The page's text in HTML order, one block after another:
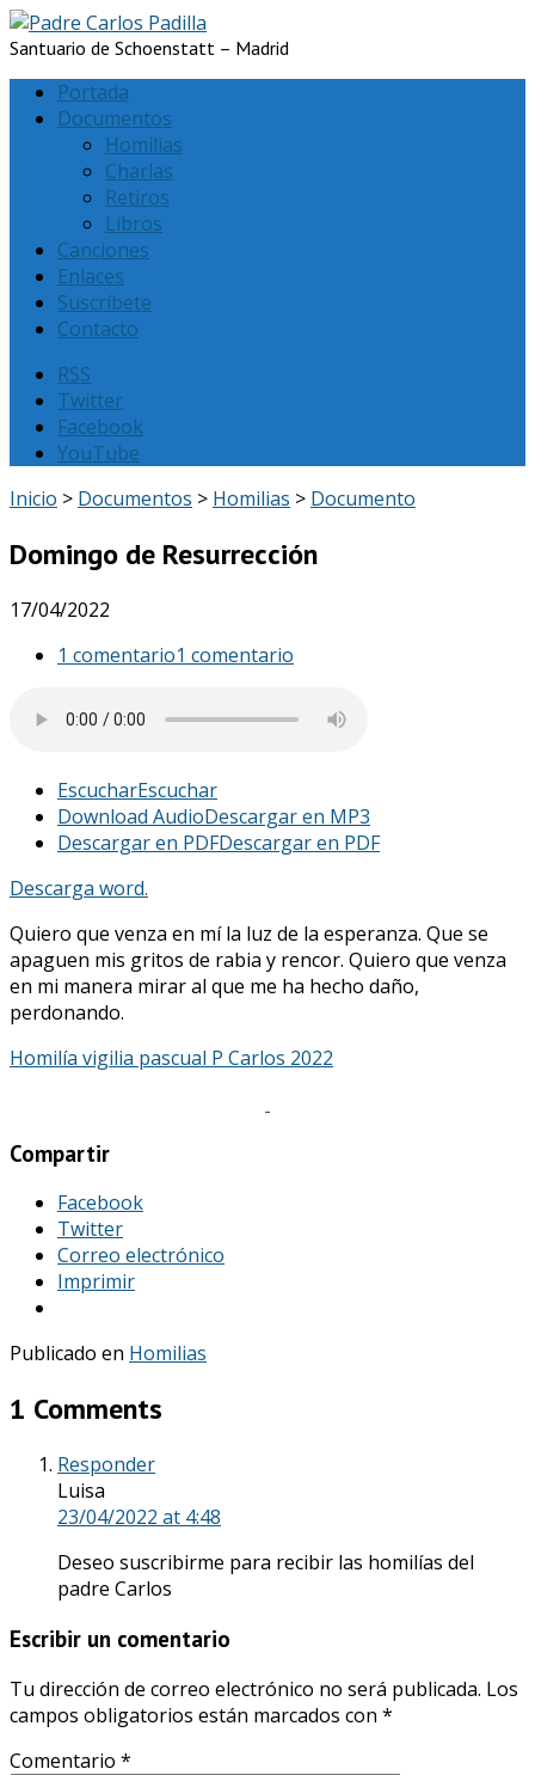
Santuario de Schoenstatt – Madrid
Portada
Documentos
Homilias
Charlas
Retiros
Libros
Canciones
Enlaces
Suscríbete
Contacto
RSS
Twitter
Facebook
YouTube
Inicio > Documentos > Homilias > Documento
Domingo de Resurrección
17/04/2022
1 comentario1 comentario
EscucharEscuchar
Download AudioDescargar en MP3
Descargar en PDFDescargar en PDF
Descarga word.
Quiero que venza en mí la luz de la esperanza. Que se
apaguen mis gritos de rabia y rencor. Quiero que venza
en mi manera mirar al que me ha hecho daño,
perdonando.
Homilía vigilia pascual P Carlos 2022
Compartir
Facebook
Twitter
Correo electrónico
Imprimir
Publicado en Homilias
1 Comments
Responder
Luisa
23/04/2022 at 4:48
Deseo suscribirme para recibir las homilías del
padre Carlos
Escribir un comentario
Tu dirección de correo electrónico no será publicada. Los
campos obligatorios están marcados con *
Comentario *